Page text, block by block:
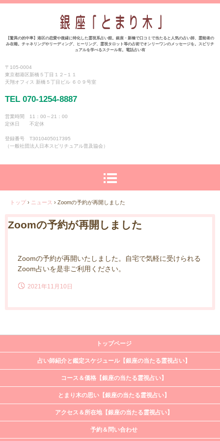
【驚異の的中率】港区の恋愛や復縁に特化した霊視系占い館。銀座・新橋で口コミで当たると人気の占い師、霊能者の
み在籍。チャネリングやリーディング、ヒーリング、霊視タロット等の占術でオンリーワンのメッセージを。スピリチ
ュアルを学べるスクール有。電話占い有
〒105-0004
東京都港区新橋５丁目１２−１１
天翔オフィス 新橋５丁目ビル ６０９号室
TEL 070-1254-8887
営業時間 11：00～21：00
定休日 不定休
登録番号 T3010405017395
（一般社団法人日本スピリチュアル普及協会）
トップ › ニュース › Zoomの予約が再開しました
Zoomの予約が再開しました
Zoomの予約が再開いたしました。自宅で気軽に受けられる
Zoom占いを是非ご利用ください。
2021年11月10日
トップページ
占い師紹介と鑑定スケジュール【銀座の当たる霊視占い】
コース＆価格【銀座の当たる霊視占い】
とまり木の思い【銀座の当たる霊視占い】
アクセス＆所在地【銀座の当たる霊視占い】
予約＆問い合わせ